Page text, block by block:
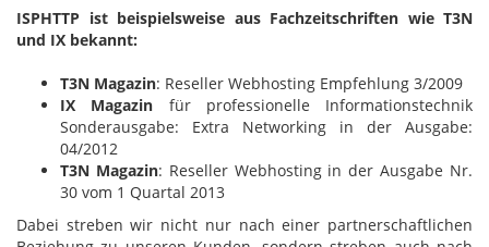
ISPHTTP ist beispielsweise aus Fachzeitschriften wie T3N
und IX bekannt:
T3N Magazin: Reseller Webhosting Empfehlung 3/2009
IX Magazin für professionelle Informationstechnik
Sonderausgabe: Extra Networking in der Ausgabe:
04/2012
T3N Magazin: Reseller Webhosting in der Ausgabe Nr.
30 vom 1 Quartal 2013
Dabei streben wir nicht nur nach einer partnerschaftlichen